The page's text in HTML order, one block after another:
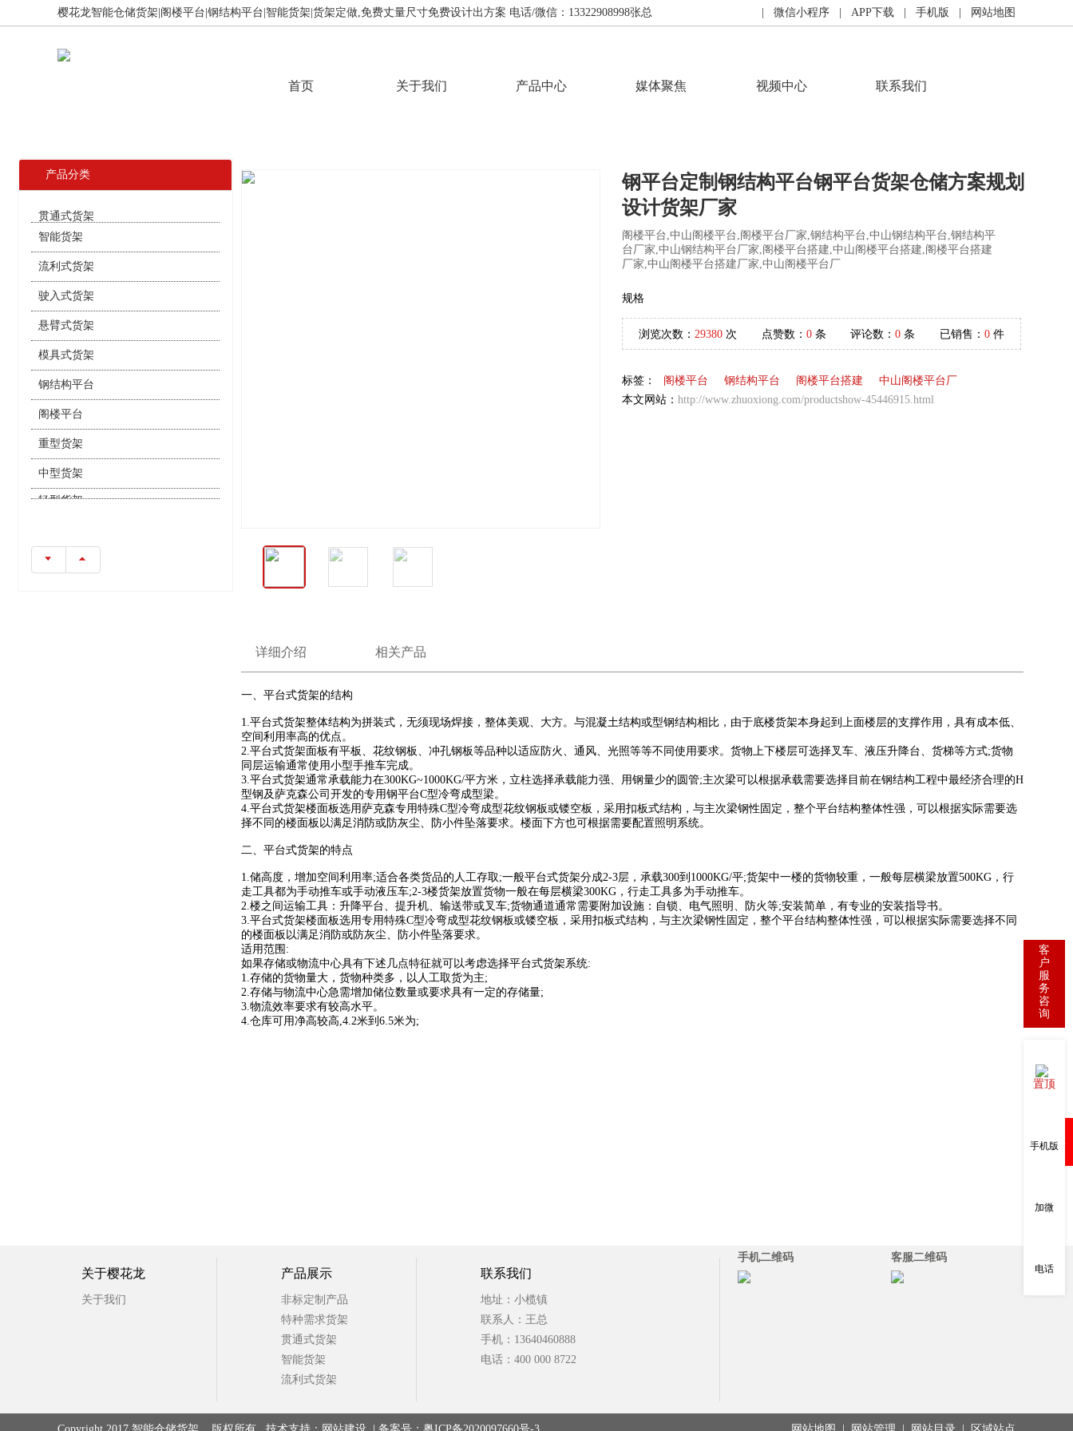
樱花龙智能仓储货架|阁楼平台|钢结构平台|智能货架|货架定做,免费丈量尺寸免费设计出方案 电话/微信：13322908998张总 | 微信小程序 | APP下载 | 手机版 | 网站地图
首页 关于我们 产品中心 媒体聚焦 视频中心 联系我们
产品分类
智能货架
流利式货架
驶入式货架
悬臂式货架
模具式货架
钢结构平台
中型货架
轻型货架
钢平台定制钢结构平台钢平台货架仓储方案规划
设计货架厂家
阁楼平台,中山阁楼平台,阁楼平台厂家,钢结构平台,中山钢结构平台,钢结构平
台厂家,中山钢结构平台厂家,阁楼平台搭建,中山阁楼平台搭建,阁楼平台搭建
厂家,中山阁楼平台搭建厂家,中山阁楼平台厂
规格
浏览次数： 29380 次 点赞数： 0 条 评论数：0 条 已销售： 0件
标签： 阁楼平台 钢结构平台 阁楼平台搭建
中山阁楼平台厂
本文网站： http://www.zhuoxiong.com/productshow-45446915.html
详细介绍 相关产品
一、平台式货架的结构
1.平台式货架整体结构为拼装式，无须现场焊接，整体美观、大方。与混凝土结构或型钢结构相比，由于底楼货架本身起到上面楼层的支撑作用，具有成本低、
空间利用率高的优点。
2.平台式货架面板有平板、花纹钢板、冲孔钢板等品种以适应防火、通风、光照等等不同使用要求。货物上下楼层可选择叉车、液压升降台、货梯等方式;货物
同层运输通常使用小型手推车完成。
3.平台式货架通常承载能力在300KG~1000KG/平方米，立柱选择承载能力强、用钢量少的圆管;主次梁可以根据承载需要选择目前在钢结构工程中最经济合理的H
型钢及萨克森公司开发的专用钢平台C型冷弯成型梁。
4.平台式货架楼面板选用萨克森专用特殊C型冷弯成型花纹钢板或镂空板，采用扣板式结构，与主次梁钢性固定，整个平台结构整体性强，可以根据实际需要选
择不同的楼面板以满足消防或防灰尘、防小件坠落要求。楼面下方也可根据需要配置照明系统。
二、平台式货架的特点
1.储高度，增加空间利用率;适合各类货品的人工存取;一般平台式货架分成2-3层，承载300到1000KG/平;货架中一楼的货物较重，一般每层横梁放置500KG，行
走工具都为手动推车或手动液压车;2-3楼货架放置货物一般在每层横梁300KG，行走工具多为手动推车。
2.楼之间运输工具：升降平台、提升机、输送带或叉车;货物通道通常需要附加设施：自锁、电气照明、防火等;安装简单，有专业的安装指导书。
3.平台式货架楼面板选用专用特殊C型冷弯成型花纹钢板或镂空板，采用扣板式结构，与主次梁钢性固定，整个平台结构整体性强，可以根据实际需要选择不同
的楼面板以满足消防或防灰尘、防小件坠落要求。
适用范围:
如果存储或物流中心具有下述几点特征就可以考虑选择平台式货架系统:
1.存储的货物量大，货物种类多，以人工取货为主;
2.存储与物流中心急需增加储位数量或要求具有一定的存储量;
3.物流效率要求有较高水平。
4.仓库可用净高较高,4.2米到6.5米为;
购物车
关于樱花龙
关于我们
产品展示
非标定制产品
特种需求货架
贯通式货架
智能货架
流利式货架
联系我们
地址：小榄镇
联系人：王总
手机：13640460888
电话：400 000 8722
手机二维码 客服二维码
客
户
服
务
咨
询
置顶
手机版
加微
电话